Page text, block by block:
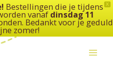
X
Bestellingen die je tijdens
vanaf dinsdag 11
Bedankt voor je geduld
zomer!